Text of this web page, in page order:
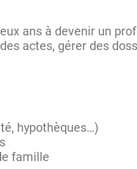
ans à devenir un
actes, gérer des
hypothèques…)
famille